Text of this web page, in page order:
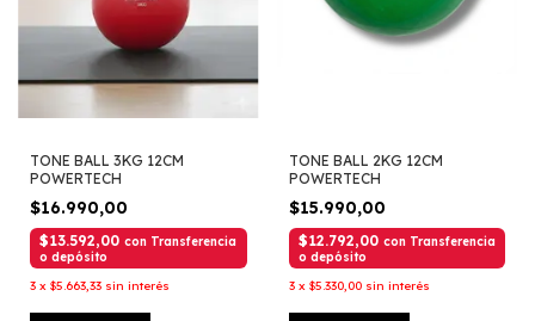
TONE BALL 3KG 12CM
POWERTECH
$16.990,00
$13.592,00 con Transferencia
o depósito
3 x $5.663,33 sin interés
TONE BALL 2KG 12CM
POWERTECH
$15.990,00
$12.792,00 con Transferencia
o depósito
3 x $5.330,00 sin interés